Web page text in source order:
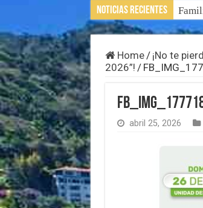
Noticias Recientes
Home/ ¡No te
2026”! /
abril 25, 2026